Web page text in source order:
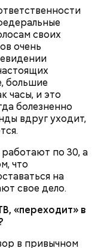
своих
очень
большие
часы, и это
болезненно
вдруг уходит,
по 30, а
что
на
свое дело.
«переходит» в
в привычном